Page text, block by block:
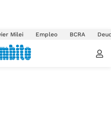
Milei Empleo BCRA